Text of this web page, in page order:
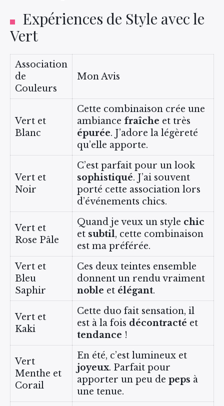
Expériences de Style avec le
Vert
Association
de
Couleurs
Mon Avis
Vert et
Blanc
Cette combinaison crée une
ambiance fraîche et très
épurée. J’adore la légèreté
qu’elle apporte.
Vert et
Noir
C’est parfait pour un look
sophistiqué. J’ai souvent
porté cette association lors
d’événements chics.
Vert et
Rose Pâle
Quand je veux un style chic
et subtil, cette combinaison
est ma préférée.
Vert et
Bleu
Saphir
Ces deux teintes ensemble
donnent un rendu vraiment
noble et élégant.
Vert et
Kaki
Cette duo fait sensation, il
est à la fois décontracté et
tendance !
Vert
Menthe et
Corail
En été, c’est lumineux et
joyeux. Parfait pour
apporter un peu de peps à
une tenue.